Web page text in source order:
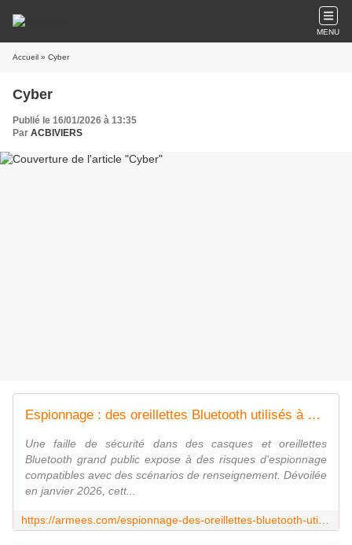
MENU
Accueil » Cyber
Cyber
Publié le 16/01/2026 à 13:35
Par ACBIVIERS
Espionnage : des oreillettes Bluetooth utilisés à des fins d'écoute ?
Une faille de sécurité dans des casques et oreillettes
Bluetooth grand public expose à des risques d'espionnage
compatibles avec des scénarios de renseignement. Dévoilée
en janvier 2026, cett...